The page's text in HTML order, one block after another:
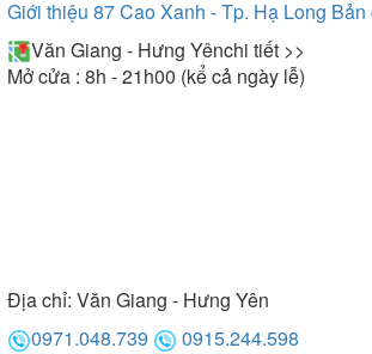
Vòi rửa bát Eurokara được tích hợp tính năng thân
vòi xoay 360 độ vô cùng tiện
thêm không gian trong bồn rửa, giúp
(vòi xối) và chế độ phun mưa (vòi
với từng nhu cầu sử dụng.
Giới thiệu 87 Cao Xanh - Tp. Hạ Long Bản
Văn Giang - Hưng Yênchi tiết >>
Mở cửa : 8h - 21h00 (kể cả ngày lễ)
Địa chỉ: Văn Giang - Hưng Yên
0971.048.739
0915.244.598